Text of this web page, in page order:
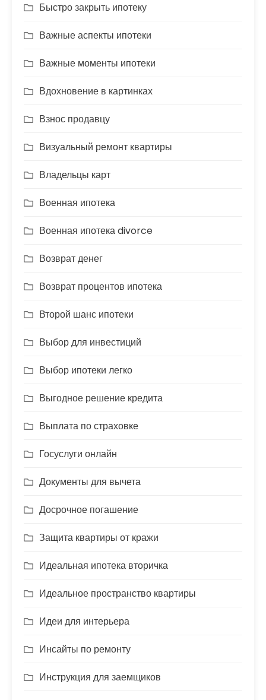
Быстро закрыть ипотеку
Важные аспекты ипотеки
Важные моменты ипотеки
Вдохновение в картинках
Взнос продавцу
Визуальный ремонт квартиры
Владельцы карт
Военная ипотека
Военная ипотека divorce
Возврат денег
Возврат процентов ипотека
Второй шанс ипотеки
Выбор для инвестиций
Выбор ипотеки легко
Выгодное решение кредита
Выплата по страховке
Госуслуги онлайн
Документы для вычета
Досрочное погашение
Защита квартиры от кражи
Идеальная ипотека вторичка
Идеальное пространство квартиры
Идеи для интерьера
Инсайты по ремонту
Инструкция для заемщиков